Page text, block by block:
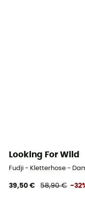
Looking For Wild
Fudji - Kletterhose -
39,50 € 58,90 € -